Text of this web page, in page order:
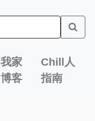
我家
博客
Chill人
指南